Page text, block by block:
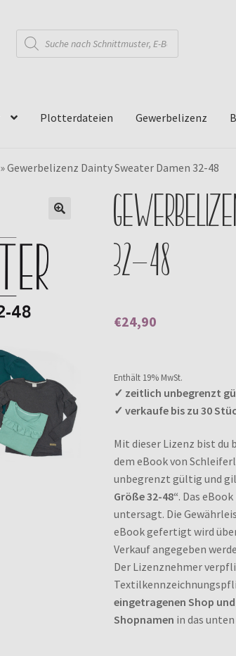
Products
search
Plotterdateien Gewerbelizenz
»Gewerbelizenz Dainty Sweater Damen 32-48
32-48
€24,90
Enthält 19% MwSt.
✓ zeitlich unbegrenzt
✓ verkaufe bis zu 30
Mit dieser Lizenz bist
dem eBook von
unbegrenzt gültig und
Größe 32-48“. Das
untersagt. Die
eBook gefertigt wird
Verkauf angegeben
Der Lizenznehmer
eingetragenen Shop
Shopnamen in das